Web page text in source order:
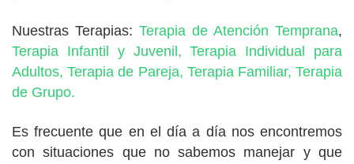
Nuestras Terapias: Terapia de Atención Temprana,
Terapia Infantil y Juvenil,Terapia Individual para
Adultos,Terapia de Pareja, Terapia Familiar,Terapia
de Grupo.
Es frecuente que en el día a día nos encontremos
con situaciones que no sabemos manejar y que